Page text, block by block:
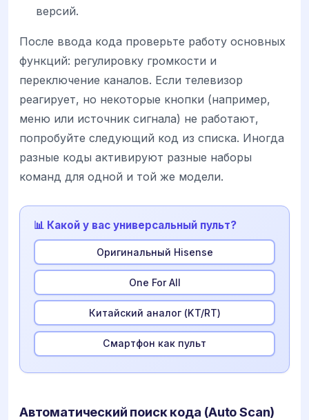
версий.
После ввода кода проверьте работу основных
функций: регулировку громкости и
переключение каналов. Если телевизор
реагирует, но некоторые кнопки (например,
меню или источник сигнала) не работают,
попробуйте следующий код из списка. Иногда
разные коды активируют разные наборы
команд для одной и той же модели.
📊 Какой у вас универсальный пульт?
Оригинальный Hisense
One For All
Китайский аналог (KT/RT)
Смартфон как пульт
Автоматический поиск кода (Auto Scan)